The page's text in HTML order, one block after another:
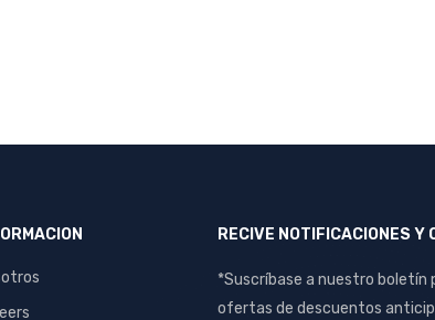
RECIVE NOTIFICACIONES Y
*Suscríbase a nuestro boletín
ofertas de descuentos